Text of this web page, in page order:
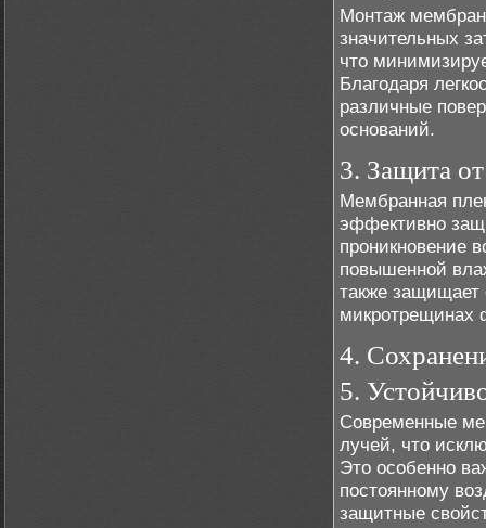
Монтаж
значительных
что
Благодаря
различные
оснований.
3. Защита
Мембранная
эффективно
проникновение
повышенной
также
микротрещинах
4.
5.
Современные
лучей, что
Это особенно
постоянному
защитные